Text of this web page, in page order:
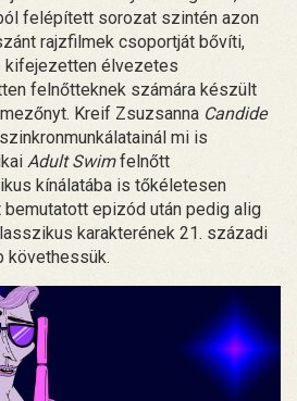
felépített sorozat szintén azon
rajzfilmek csoportját bővíti,
élvezetes
felnőtteknek számára készült
Kreif Zsuzsanna Candide
mi is
Adult Swimfelnőtt
kínálatába is tőkéletesen
epizód után pedig alig
karakterének 21. századi
követhessük.